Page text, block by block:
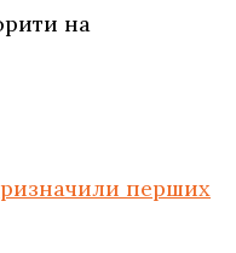
на
перших